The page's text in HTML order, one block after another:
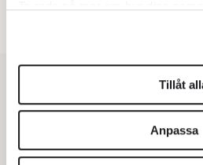
ändra eller dra tillbaka ditt
cookie-förklaringen.
Vi använder enhetsidentifierare
sociala medier och analysera
även sådana identifierare och
Tillåt
Anpassa
Av: Ylva